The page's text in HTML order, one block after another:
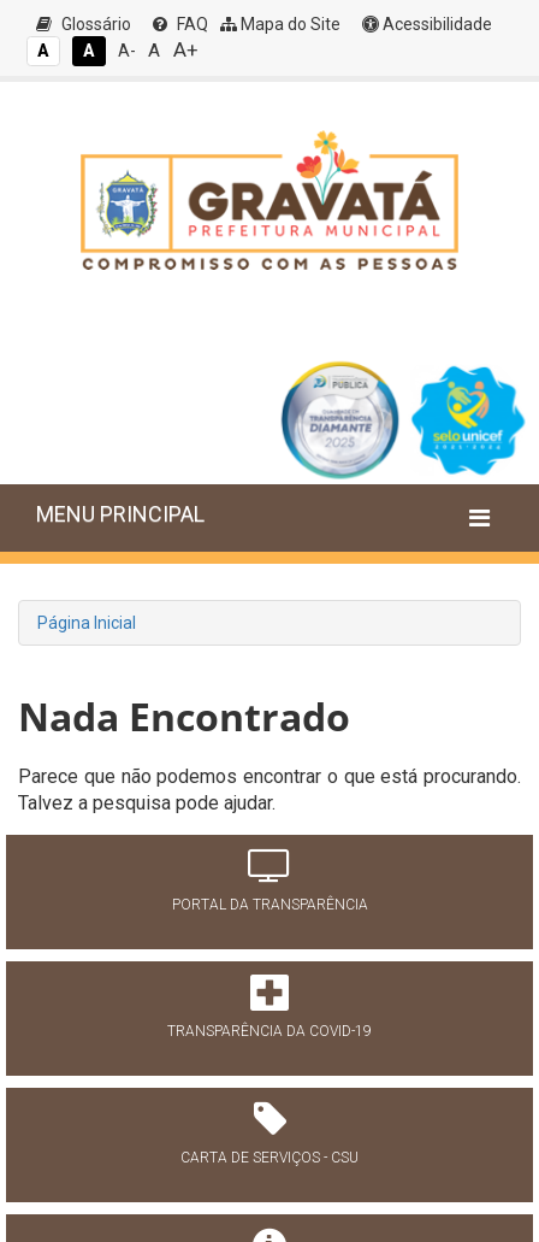
Glossário FAQ Mapa do Site
Acessibilidade
A
A A- A A+
MENU PRINCIPAL
Página Inicial
Nada Encontrado
Parece que não podemos encontrar o que está procurando.
Talvez a pesquisa pode ajudar.
PORTAL DA TRANSPARÊNCIA
TRANSPARÊNCIA DA COVID-19
CARTA DE SERVIÇOS - CSU